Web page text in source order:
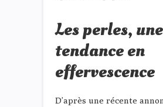
Les perles, une
tendance en
effervescence
D’après une récente